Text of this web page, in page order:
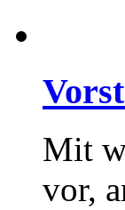
Mit
vor,